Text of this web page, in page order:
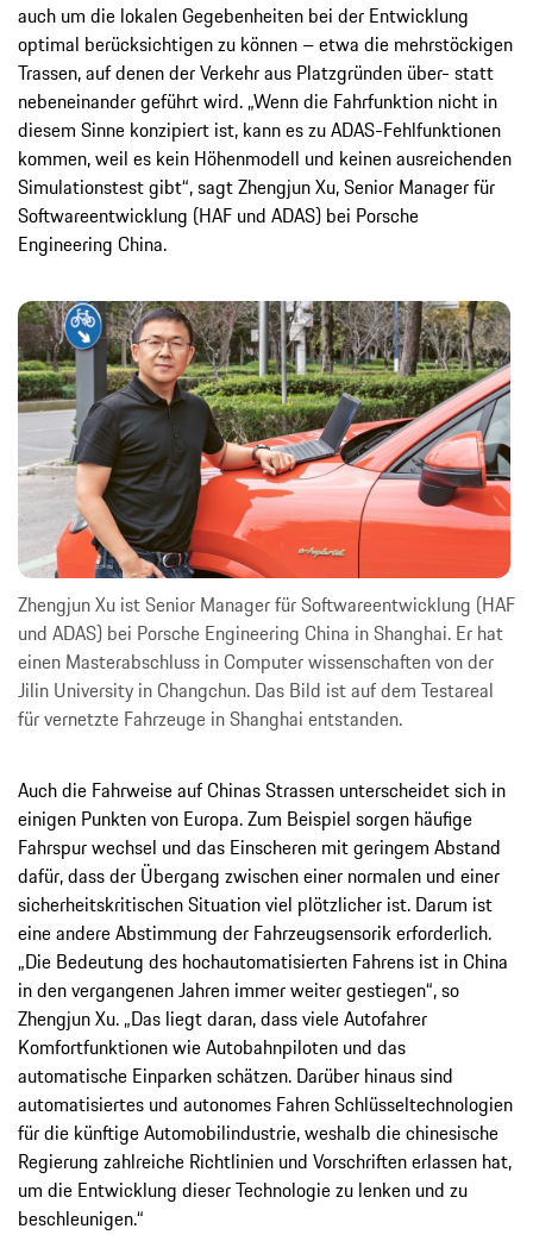
auch um die lokalen Gegebenheiten bei der Entwicklung
optimal berücksichtigen zu können – etwa die mehrstöckigen
Trassen, auf denen der Verkehr aus Platzgründen über- statt
nebeneinander geführt wird. „Wenn die Fahrfunktion nicht in
diesem Sinne konzipiert ist, kann es zu ADAS-Fehlfunktionen
kommen, weil es kein Höhenmodell und keinen ausreichenden
Simulationstest gibt“, sagt Zhengjun Xu, Senior Manager für
Softwareentwicklung (HAF und ADAS) bei Porsche
Engineering China.
Zhengjun Xu ist Senior Manager für Softwareentwicklung (HAF
und ADAS) bei Porsche Engineering China in Shanghai. Er hat
einen Masterabschluss in Computer­ wissenschaften von der
Jilin University in Changchun. Das Bild ist auf dem Testareal
für vernetzte Fahrzeuge in Shanghai entstanden.
Auch die Fahrweise auf Chinas Strassen unterscheidet sich in
einigen Punkten von Europa. Zum Beispiel sorgen häufige
Fahrspur­ wechsel und das Einscheren mit geringem Abstand
dafür, dass der Übergang zwischen einer normalen und einer
sicherheitskritischen Situation viel plötzlicher ist. Darum ist
eine andere Abstimmung der Fahrzeugsensorik erforderlich.
„Die Bedeutung des hochautomatisierten Fahrens ist in China
in den vergangenen Jahren immer weiter gestiegen“, so
Zhengjun Xu. „Das liegt daran, dass viele Autofahrer
Komfortfunktionen wie Autobahnpiloten und das
automatische Einparken schätzen. Darüber hinaus sind
automatisiertes und autonomes Fahren Schlüsseltechnologien
für die künftige Automobilindustrie, weshalb die chinesische
Regierung zahlreiche Richtlinien und Vorschriften erlassen hat,
um die Entwicklung dieser Technologie zu lenken und zu
beschleunigen.“